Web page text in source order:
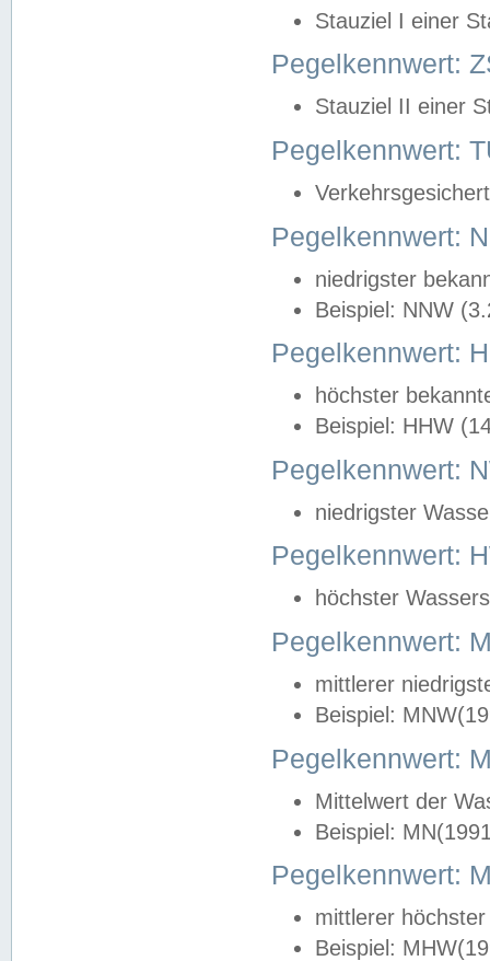
Stauziel I einer
Pegelkennwert:
Stauziel II einer
Pegelkennwert:
Pegelkennwert:
niedrigster
Beispiel: NNW
Pegelkennwert:
höchster
Beispiel: HHW
Pegelkennwert:
niedrigster
Pegelkennwert:
höchster
Pegelkennwert:
mittlerer
Beispiel:
Pegelkennwert:
Mittelwert der
Beispiel:
Pegelkennwert:
mittlerer
Beispiel: